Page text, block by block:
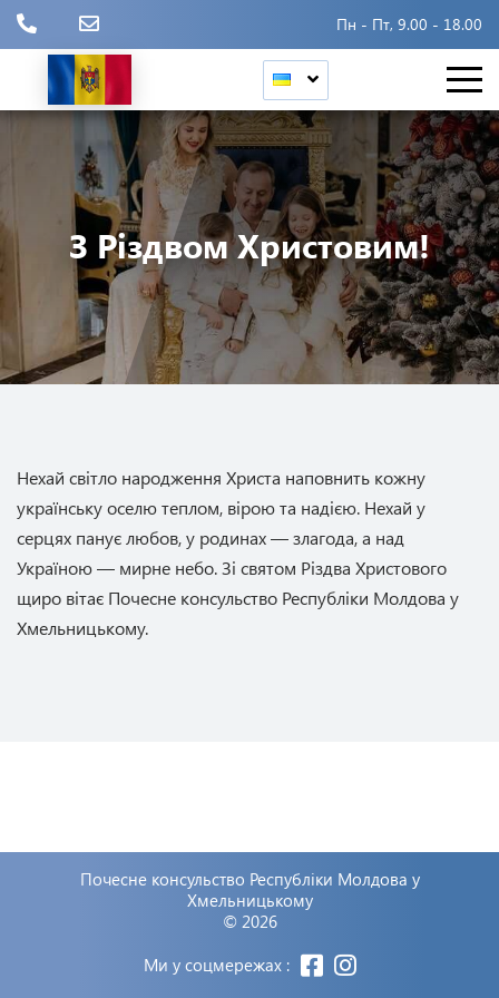
Пн - Пт, 9.00 - 18.00
З Різдвом Христовим!
Нехай світло народження Христа наповнить кожну
українську оселю теплом, вірою та надією. Нехай у
серцях панує любов, у родинах — злагода, а над
Україною — мирне небо. Зі святом Різдва Христового
щиро вітає Почесне консульство Республіки Молдова у
Хмельницькому.
Почесне консульство Республіки Молдова у
Хмельницькому
© 2026
Ми у соцмережах :